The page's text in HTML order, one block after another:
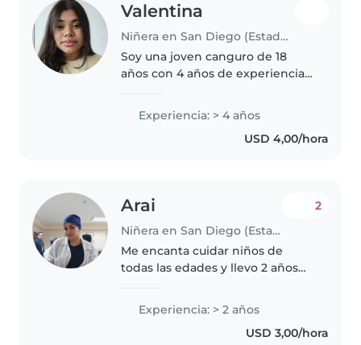
Valentina
Niñera en San Diego (Estado Carabobo)
Soy una joven canguro de 18
años con 4 años de experiencia
edades, desde bebés hasta
adolescentes. Soy una persona
responsable, paciente y
Experiencia: > 4 años
USD 4,00/hora
Arai
Niñera en San Diego (Estado Carabobo)
2
Me encanta cuidar niños de
todas las edades y llevo 2 años
con labores sencillas y
preparando meriendas. Cuento
Experiencia: > 2 años
USD 3,00/hora